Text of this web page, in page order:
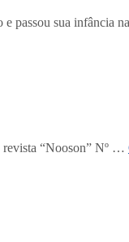
passou sua infância
“Nooson” Nº …